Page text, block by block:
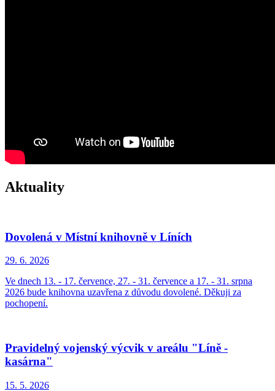
Aktuality
Dovolená v Místní knihovně v Líních
29. 6. 2026
Ve dnech 13. - 17. července, 27. - 31. července a 17. - 31. srpna
2026 bude knihovna uzavřena z důvodu dovolené. Děkuji za
pochopení.
Pravidelný vojenský výcvik v areálu "Líně -
kasárna"
15. 5. 2026